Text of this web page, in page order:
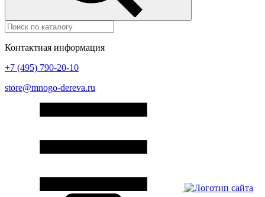
Контактная информация
+7 (495) 790-20-10
store@mnogo-dereva.ru